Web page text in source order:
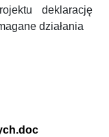
deklarację
działania